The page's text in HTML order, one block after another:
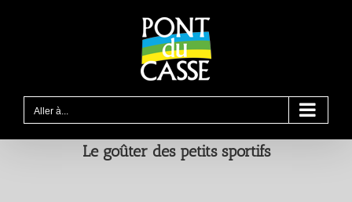
Aller à...
Le goûter des petits sportifs